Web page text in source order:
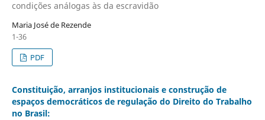
condições análogas às da escravidão
Maria José de Rezende
1-36
PDF
Constituição, arranjos institucionais e construção de
espaços democráticos de regulação do Direito do Trabalho
no Brasil: